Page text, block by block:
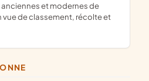
vue de classement, récolte et